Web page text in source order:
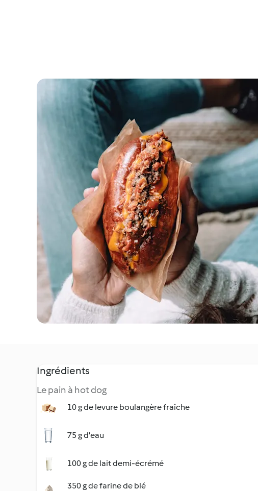
Ingrédients
Le pain à hot dog
10 g de levure boulangère fraîche
75 g d'eau
100 g de lait demi-écrémé
350 g de farine de blé